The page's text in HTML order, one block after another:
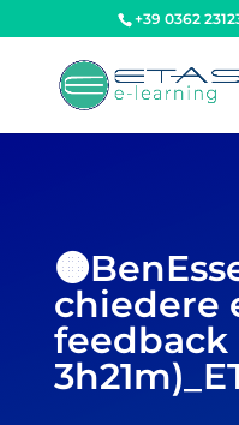
+39 0362
chiedere
feedback